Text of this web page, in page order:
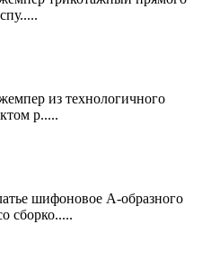
из технологичного
p.....
шифоновое А-образного
сборко.....